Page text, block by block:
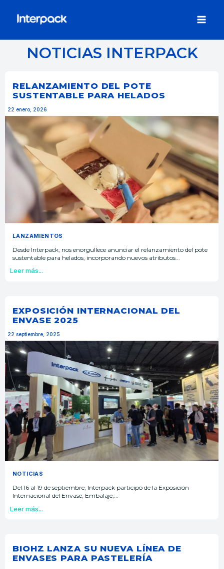
NOTICIAS INTERPACK
RELANZAMIENTO DEL POTE
SUSTENTABLE PARA HELADOS
22 enero, 2026
LANZAMIENTOS
Desde Interpack, nos enorgullece anunciar el relanzamiento del pote
sustentable para helados, incorporando nuevos atributos...
Leer más...
EXPOSICIÓN INTERNACIONAL DEL
ENVASE 2025
22 septiembre, 2025
NOTICIAS
Del 16 al 19 de septiembre, Interpack participó de la Exposición
Internacional del Envase, Embalaje,...
Leer más...
BIOHZ LANZA SU NUEVA LÍNEA DE
ENVASES PARA PASTELERÍA